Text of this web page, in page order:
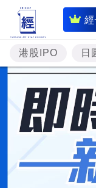
經
即
時
財
經
專
題
投
資
樓
市
港股IPO 日